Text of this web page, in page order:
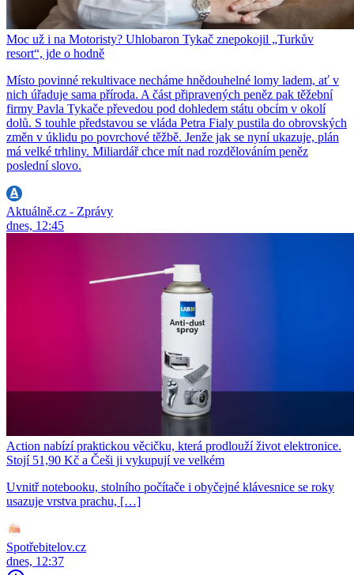
Moc už i na Motoristy? Uhlobaron Tykač znepokojil „Turkův
resort“, jde o hodně
Místo povinné rekultivace necháme hnědouhelné lomy ladem, ať v
nich úřaduje sama příroda. A část připravených peněz pak těžební
firmy Pavla Tykače převedou pod dohledem státu obcím v okolí
dolů. S touhle představou se vláda Petra Fialy pustila do obrovských
změn v úklidu po povrchové těžbě. Jenže jak se nyní ukazuje, plán
má velké trhliny. Miliardář chce mít nad rozdělováním peněz
poslední slovo.
Aktuálně.cz - Zprávy
dnes, 12:45
Action nabízí praktickou věcičku, která prodlouží život elektronice.
Stojí 51,90 Kč a Češi ji vykupují ve velkém
Uvnitř notebooku, stolního počítače i obyčejné klávesnice se roky
usazuje vrstva prachu, […]
Spotřebitelov.cz
dnes, 12:37